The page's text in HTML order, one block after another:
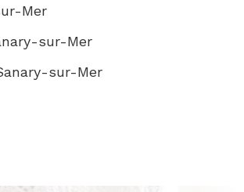
Mer
sur-Mer
sur-Mer